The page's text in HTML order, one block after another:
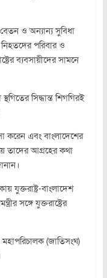
ও অন্যান্য সুবিধা
নিহতদের পরিবার ও
ব্যবসায়ীদের সামনে
সিদ্ধান্ত শিগগিরই
করেন এবং বাংলাদেশের
তাদের আগ্রহের কথা
যুক্তরাষ্ট্র-বাংলাদেশ
সঙ্গে যুক্তরাষ্ট্রের
(জাতিসংঘ)